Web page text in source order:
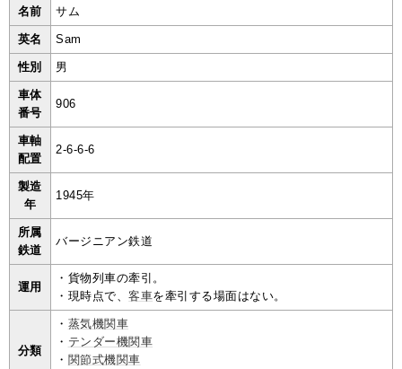
名前 サム
英名 Sam
性別 男
車体
番号
906
車軸
配置
2-6-6-6
製造
年
1945年
所属
鉄道
バージニアン鉄道
運用
・貨物列車の牽引。
・現時点で、客車を牽引する場面はない。
分類
・ 蒸気機関車
・ テンダー機関車
・ 関節式機関車